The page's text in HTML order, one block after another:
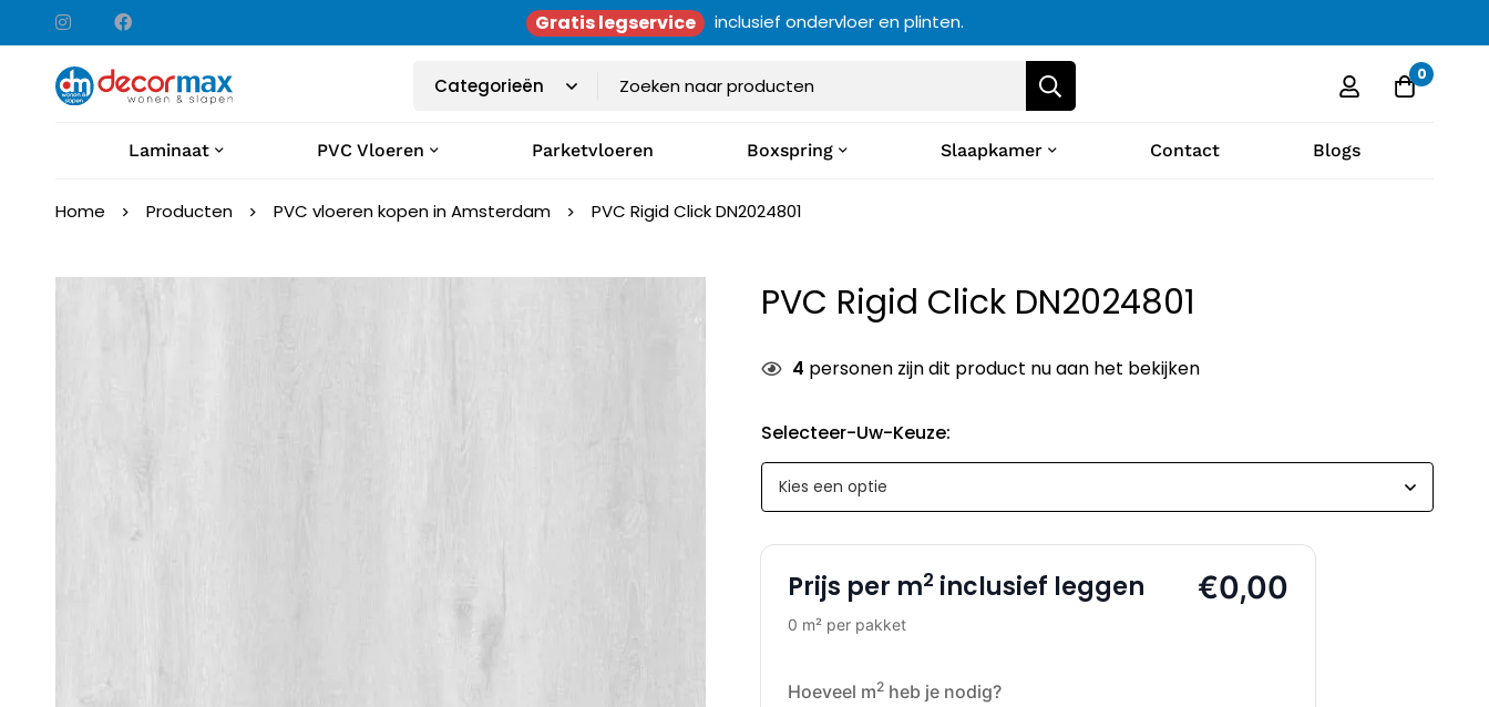
Gratis legservice inclusief ondervloer en plinten.
0
Laminaat PVC Vloeren Parketvloeren Boxspring Slaapkamer Contact Blogs
Home Producten PVC vloeren kopen in Amsterdam PVC Rigid Click DN2024801
PVC Rigid Click DN2024801
4 personen zijn dit product nu aan het bekijken
Selecteer-Uw-Keuze:
Prijs per m2 inclusief leggen
0 m² per pakket
€0,00
Hoeveel m2 heb je nodig?